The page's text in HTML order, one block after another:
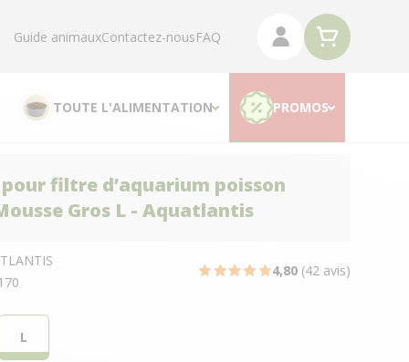
Guide animauxContactez-nousFAQ
TOUTE L'ALIMENTATION PROMOS
filtre d’aquarium poisson
Gros L - Aquatlantis
4,80 (42 avis)
L